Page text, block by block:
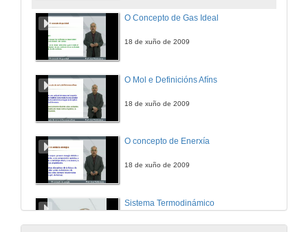
O Concepto de Gas Ideal
18 de xuño de 2009
O Mol e Definicións Afíns
18 de xuño de 2009
O concepto de Enerxía
18 de xuño de 2009
Sistema Termodinámico
19 de xan. de 2011